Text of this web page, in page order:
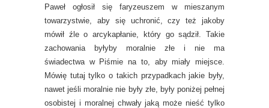
Paweł ogłosił się faryzeuszem w mieszanym
towarzystwie, aby się uchronić, czy też jakoby
mówił źle o arcykapłanie, który go sądził. Takie
zachowania byłyby moralnie złe i nie ma
świadectwa w Piśmie na to, aby miały miejsce.
Mówię tutaj tylko o takich przypadkach jakie były,
nawet jeśli moralnie nie były złe, były poniżej pełnej
osobistej i moralnej chwały jaką może nieść tylko